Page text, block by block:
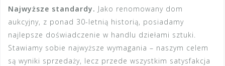
Najwyższe standardy. Jako renomowany dom
aukcyjny, z ponad 30-letnią historią, posiadamy
najlepsze doświadczenie w handlu dziełami sztuki.
Stawiamy sobie najwyższe wymagania – naszym celem
są wyniki sprzedaży, lecz przede wszystkim satysfakcja